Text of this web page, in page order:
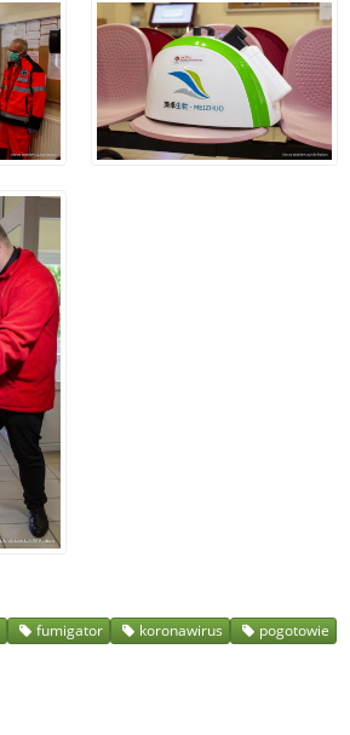
fumigator koronawirus
pogotowie